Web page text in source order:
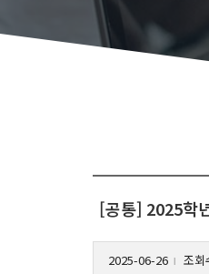
[공통] 2025학
2025-06-26 l 조회